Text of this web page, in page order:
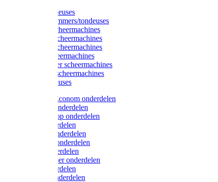
Moser tondeuses
Overige trimmers/tondeuses
Heiniger scheermachines
Hauptner scheermachines
Aesculap scheermachines
Liscop scheermachines
FarmClipper scheermachines
Constanta scheermachines
Wahl tondeuses
Aesculap/Econom onderdelen
Hauptner onderdelen
Lister/Liscop onderdelen
Eider onderdelen
Heiniger onderdelen
Constanta onderdelen
Moser onderdelen
Farm Clipper onderdelen
Oster onderdelen
TailWell onderdelen